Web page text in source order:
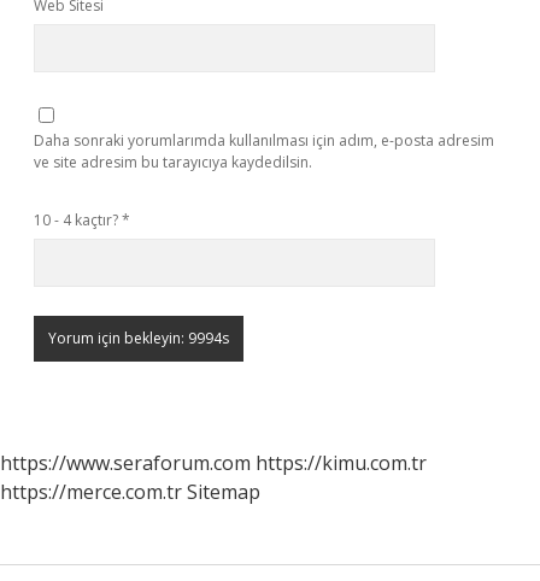
Web Sitesi
Daha sonraki yorumlarımda kullanılması için adım, e-posta adresim
ve site adresim bu tarayıcıya kaydedilsin.
10 - 4 kaçtır?*
https://www.seraforum.com https://kimu.com.tr
https://merce.com.trSitemap